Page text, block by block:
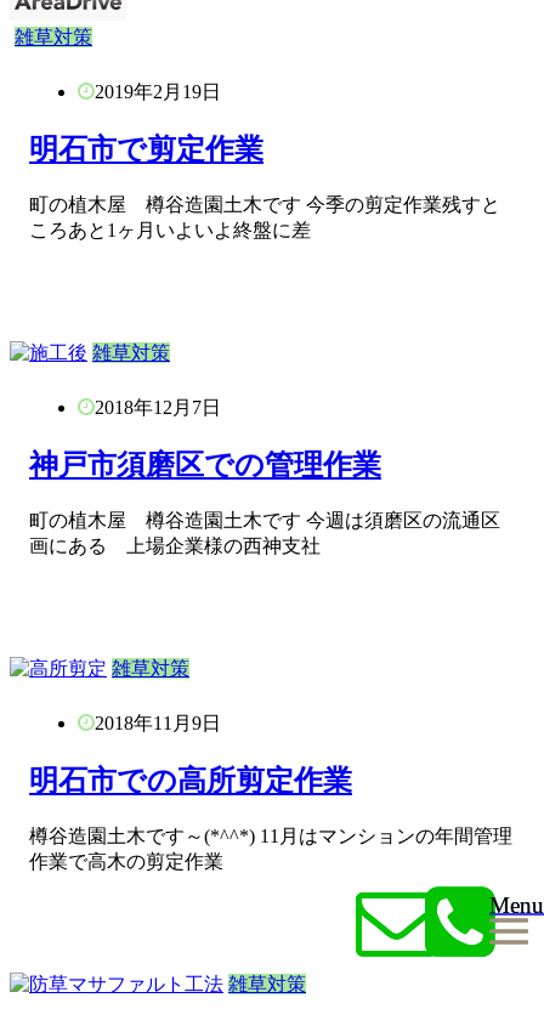
Menu
Menu
雑草対策
2019年2月19日
明石市で剪定作業
町の植木屋 樽谷造園土木です 今季の剪定作業残すと
ころあと1ヶ月いよいよ終盤に差
雑草対策
2018年12月7日
神戸市須磨区での管理作業
町の植木屋 樽谷造園土木です 今週は須磨区の流通区
画にある 上場企業様の西神支社
雑草対策
2018年11月9日
明石市での高所剪定作業
樽谷造園土木です～(*^^*) 11月はマンションの年間管理
作業で高木の剪定作業
雑草対策